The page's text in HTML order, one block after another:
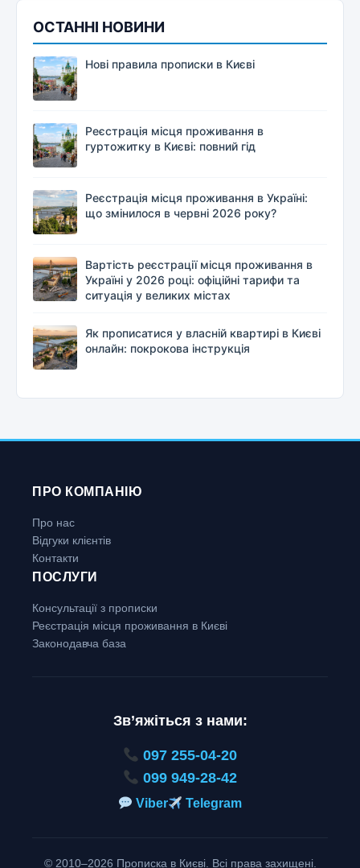
ОСТАННІ НОВИНИ
Нові правила прописки в Києві
Реєстрація місця проживання в
гуртожитку в Києві: повний гід
Реєстрація місця проживання в Україні:
що змінилося в червні 2026 року?
Вартість реєстрації місця проживання в
Україні у 2026 році: офіційні тарифи та
ситуація у великих містах
Як прописатися у власній квартирі в Києві
онлайн: покрокова інструкція
ПРО КОМПАНІЮ
Про нас
Відгуки клієнтів
Контакти
ПОСЛУГИ
Консультації з прописки
Реєстрація місця проживання в Києві
Законодавча база
Зв’яжіться з нами:
097 255-04-20
099 949-28-42
Viber Telegram
© 2010–2026 Прописка в Києві. Всі права захищені.